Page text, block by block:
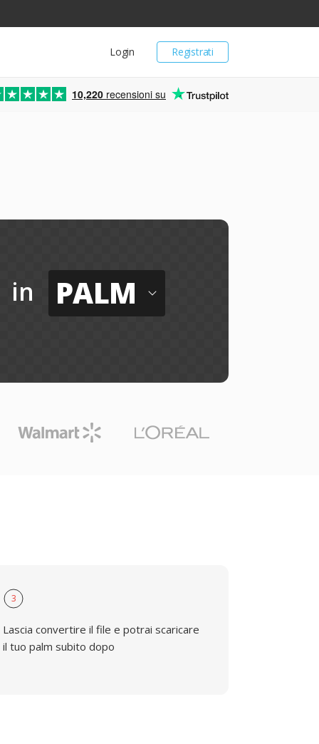
Registrati
Login
10,220 recensioni su
in PALM
3
Lascia convertire il file e potrai scaricare
il tuo palm subito dopo